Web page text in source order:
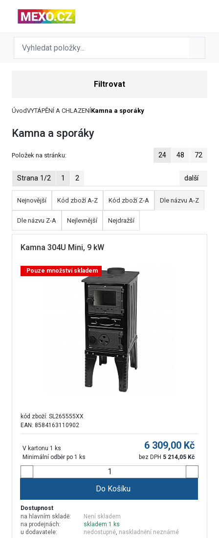
Filtrovat
ÚvodVYTÁPĚNÍ A CHLAZENÍKamna a sporáky
Kamna a sporáky
Položek na stránku: 24 48 72
Strana 1/2 1 2 další
Nejnovější Kód zboží A-Z Kód zboží Z-A Dle názvu A-Z
Dle názvu Z-A Nejlevnější Nejdražší
Kamna 304U Mini, 9 kW
Pouze množství skladem
kód zboží: SL265555XX
EAN: 8584163110902
V kartonu 1 ks
Minimální odběr po 1 ks
6 309,00 Kč
bez DPH 5 214,05 Kč
Do Košíku
Dostupnost
na hlavním skladě:
Není skladem
na prodejnách:
skladem 1 ks
u dodavatele:
nedostupné, naskladnění neznámé